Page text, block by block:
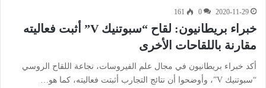
2020-11-29
0
161
خبراء بريطانيون: لقاح “سبوتنيك V” أثبت فعاليته
مقارنة باللقاحات الأخرى
أكد خبراء بريطانيون في مجال علم الفيروسات، نجاعة اللقاح الروسي
“سبوتنيك V”، وأوضحوا أن نتائج التجارب أثبتت فعاليته، كما هو…